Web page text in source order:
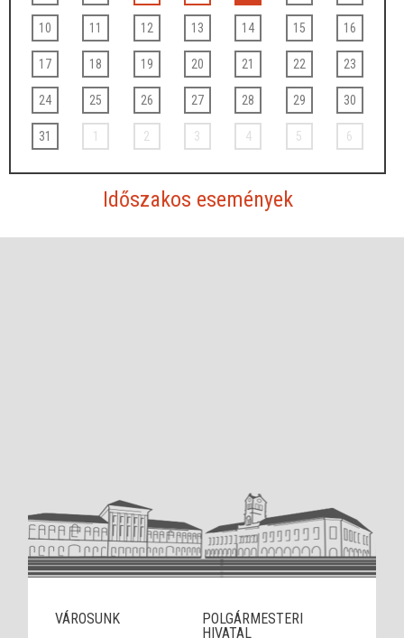
10 11 12 13 14 15 16
17 18 19 20 21 22 23
24 25 26 27 28 29 30
31 1 2 3 4 5 6
Időszakos események
VÁROSUNK
POLGÁRMESTERI
HIVATAL